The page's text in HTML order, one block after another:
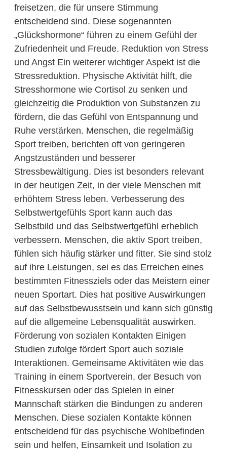
freisetzen, die für unsere Stimmung
entscheidend sind. Diese sogenannten
„Glückshormone“ führen zu einem Gefühl der
Zufriedenheit und Freude. Reduktion von Stress
und Angst Ein weiterer wichtiger Aspekt ist die
Stressreduktion. Physische Aktivität hilft, die
Stresshormone wie Cortisol zu senken und
gleichzeitig die Produktion von Substanzen zu
fördern, die das Gefühl von Entspannung und
Ruhe verstärken. Menschen, die regelmäßig
Sport treiben, berichten oft von geringeren
Angstzuständen und besserer
Stressbewältigung. Dies ist besonders relevant
in der heutigen Zeit, in der viele Menschen mit
erhöhtem Stress leben. Verbesserung des
Selbstwertgefühls Sport kann auch das
Selbstbild und das Selbstwertgefühl erheblich
verbessern. Menschen, die aktiv Sport treiben,
fühlen sich häufig stärker und fitter. Sie sind stolz
auf ihre Leistungen, sei es das Erreichen eines
bestimmten Fitnessziels oder das Meistern einer
neuen Sportart. Dies hat positive Auswirkungen
auf das Selbstbewusstsein und kann sich günstig
auf die allgemeine Lebensqualität auswirken.
Förderung von sozialen Kontakten Einigen
Studien zufolge fördert Sport auch soziale
Interaktionen. Gemeinsame Aktivitäten wie das
Training in einem Sportverein, der Besuch von
Fitnesskursen oder das Spielen in einer
Mannschaft stärken die Bindungen zu anderen
Menschen. Diese sozialen Kontakte können
entscheidend für das psychische Wohlbefinden
sein und helfen, Einsamkeit und Isolation zu